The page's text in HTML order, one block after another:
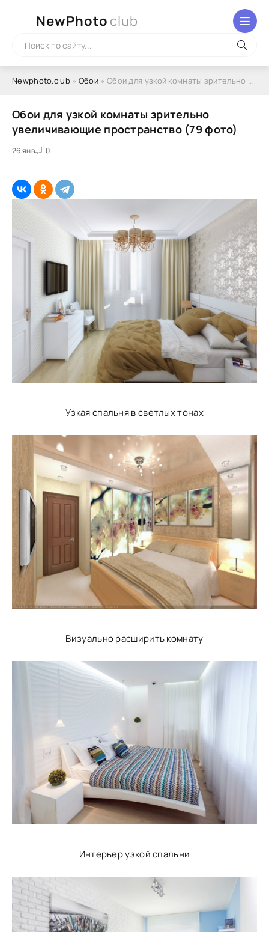
NewPhoto club
Newphoto.club» Обои » Обои для узкой комнаты зрительно увеличивающие пространство (79 фото)
Обои для узкой комнаты зрительно
увеличивающие пространство (79 фото)
26 янв 0
Узкая спальня в светлых тонах
Визуально расширить комнату
Интерьер узкой спальни